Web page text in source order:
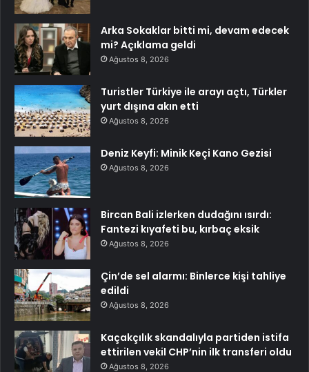
Arka Sokaklar bitti mi, devam edecek
mi? Açıklama geldi
Ağustos 8, 2026
Turistler Türkiye ile arayı açtı, Türkler
yurt dışına akın etti
Ağustos 8, 2026
Deniz Keyfi: Minik Keçi Kano Gezisi
Ağustos 8, 2026
Bircan Bali izlerken dudağını ısırdı:
Fantezi kıyafeti bu, kırbaç eksik
Ağustos 8, 2026
Çin’de sel alarmı: Binlerce kişi tahliye
edildi
Ağustos 8, 2026
Kaçakçılık skandalıyla partiden istifa
ettirilen vekil CHP’nin ilk transferi oldu
Ağustos 8, 2026